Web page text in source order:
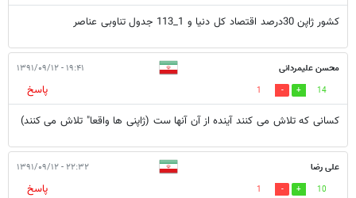
کشور ژاپن 30درصد اقتصاد کل دنیا و 1_113 جدول تناوبی عناصر
محسن علیمردانی ۱۹:۴۱ - ۱۳۹۱/۰۹/۱۲
14
1
پاسخ
کسانی که تلاش می کنند آینده از آن آنها ست (ژاپنی ها واقعا" تلاش می کنند)
علی رضا ۲۲:۳۲ - ۱۳۹۱/۰۹/۱۲
10
1
پاسخ